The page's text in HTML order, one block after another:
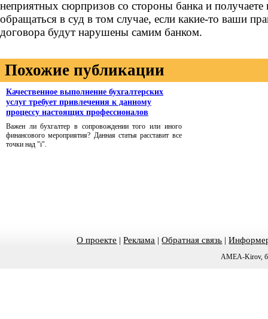
неприятных сюрпризов со стороны банка и
обращаться в суд в том случае, если какие-то ваши
договора будут нарушены самим банком.
Похожие публикации
Качественное выполнение бухгалтерских
услуг требует привлечения к данному
процессу настоящих профессионалов
Важен ли бухгалтер в сопровождении того или иного
финансового мероприятия? Данная статья расставит все
точки над "i".
О проекте |Реклама |Обратная связь |
AMEA-Kirov,